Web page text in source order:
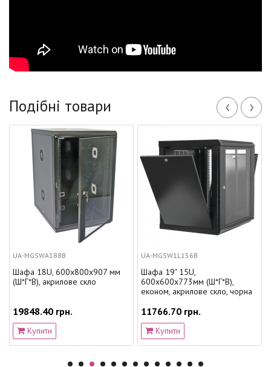
Подібні товари ‹ ›
UA-MGSWA188B
Шафа 18U, 600х800х907 мм
(Ш*Г*В), акрилове скло
19848.40 грн.
Купити
UA-MGSW1L156B
Шафа 19" 15U,
600x600x773мм (Ш*Г*В),
економ, акрилове скло, чорна
11766.70 грн.
Купити